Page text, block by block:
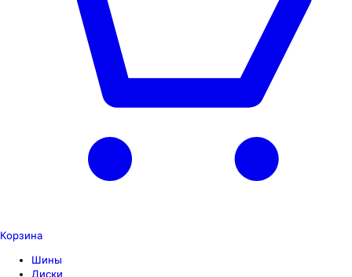
Корзина
Шины
Диски